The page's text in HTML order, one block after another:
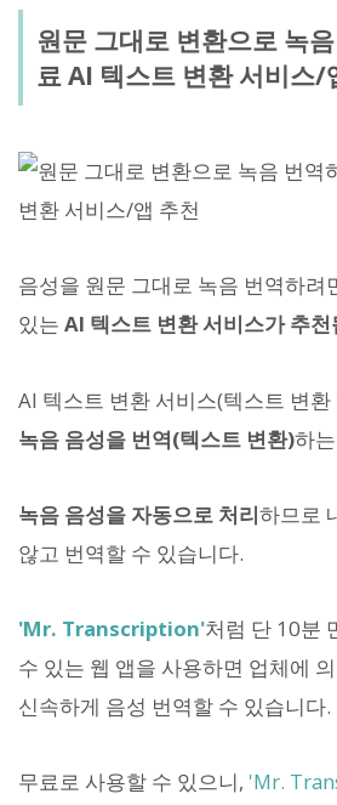
원문 그대로 변환으로 녹
료 AI 텍스트 변환 서비스/
음성을 원문 그대로 녹음 번역하려
있는 AI 텍스트 변환 서비스가 추천
AI 텍스트 변환 서비스(텍스트 변환
녹음 음성을 번역(텍스트 변환)하
녹음 음성을 자동으로 처리하므로
않고 번역할 수 있습니다.
'Mr. Transcription'처럼 단 10분
수 있는 웹 앱을 사용하면 업체에
신속하게 음성 번역할 수 있습니다.
무료로 사용할 수 있으니, 'Mr.